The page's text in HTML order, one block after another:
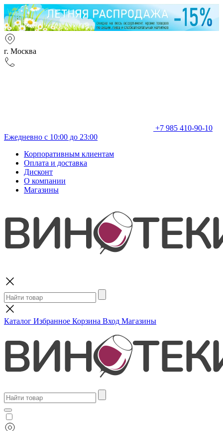
г. Москва
+7 985 410-90-10
Ежедневно с 10:00 до 23:00
Корпоративным клиентам
Оплата и доставка
Дисконт
О компании
Магазины
Каталог Избранное Корзина Вход Магазины